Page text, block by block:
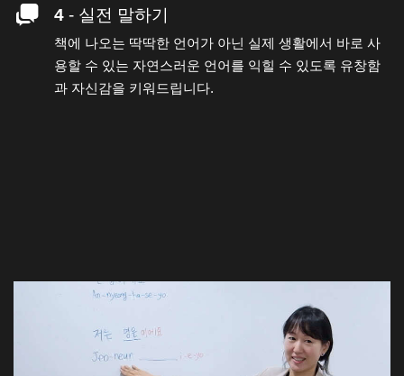
4 - 실전 말하기
책에 나오는 딱딱한 언어가 아닌 실제 생활에서 바로 사
용할 수 있는 자연스러운 언어를 익힐 수 있도록 유창함
과 자신감을 키워드립니다.